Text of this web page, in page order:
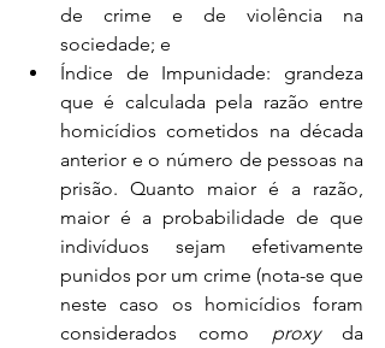
de crime e de violência na
sociedade; e
Índice de Impunidade: grandeza
que é calculada pela razão entre
homicídios cometidos na década
anterior e o número de pessoas na
prisão. Quanto maior é a razão,
maior é a probabilidade de que
indivíduos sejam efetivamente
punidos por um crime (nota-se que
neste caso os homicídios foram
considerados como proxy da